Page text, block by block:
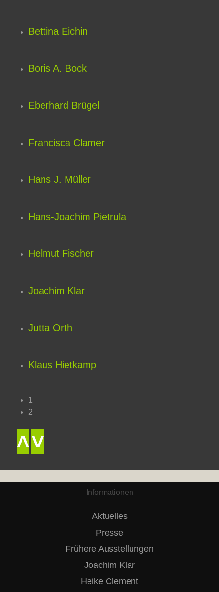
Bettina Eichin
Boris A. Bock
Eberhard Brügel
Francisca Clamer
Hans J. Müller
Hans-Joachim Pietrula
Helmut Fischer
Joachim Klar
Jutta Orth
Klaus Hietkamp
1
2
˄˅
Informationen
Aktuelles
Presse
Frühere Ausstellungen
Joachim Klar
Heike Clement